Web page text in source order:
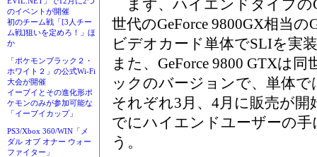
のイベントが開催
初のチーム戦「[3人チー
ム戦]狙いを定めろ！」ほ
か
「ポケモンブラック２・
ホワイト２」の公式Wi-Fi
大会が開催
イーブイとその進化形ポ
ケモンのみが参加可能な
「イーブイカップ」
PS3/Xbox 360/WIN「メ
ダル オブ オナー ウォー
ファイター」
まず、ハイエンドタイプの
世代のGeForce 9800GX相当
ビデオカード単体でSLIを実
また、GeForce 9800 GTXは
ックのバージョンで、単体
それぞれ3月、4月に販売が
でにハイエンドユーザーの
う。